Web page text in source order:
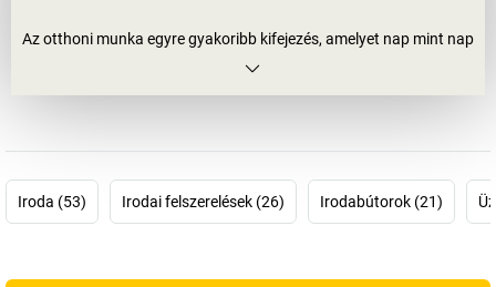
Az otthoni munka egyre gyakoribb kifejezés, amelyet nap mint nap
hallhatunk. Egyelőre kevesen tudják csak, de az otthoni munkával
irodában, magában foglalja az otthoni irodát is. Megmutatjuk,
hogyan támogathatja termékeinkkel az alkalmazottak egészségét
Iroda (53) Irodai felszerelések (26) Irodabútorok (21)